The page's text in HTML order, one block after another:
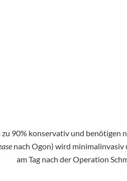
90% konservativ und
nach Ogon) wird minimalinvasiv
am Tag nach der Operation